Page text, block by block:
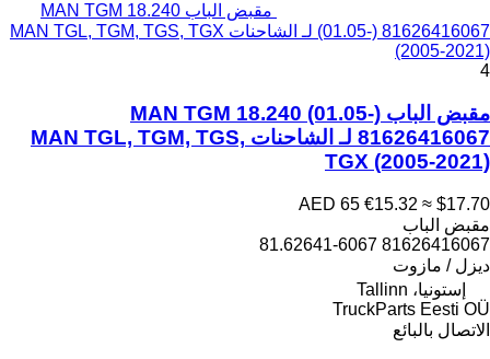
مقبض الباب MAN TGM 18.240
(01.05-) 81626416067 لـ الشاحنات MAN TGL, TGM, TGS, TGX
(2005-2021)
4
مقبض الباب MAN TGM 18.240 (01.05-)
81626416067 لـ الشاحنات MAN TGL, TGM, TGS,
TGX (2005-2021)
AED 65 €15.32 ≈ $17.70
مقبض الباب
81626416067 81.62641-6067
ديزل / مازوت
إستونيا، Tallinn
TruckParts Eesti OÜ
الاتصال بالبائع